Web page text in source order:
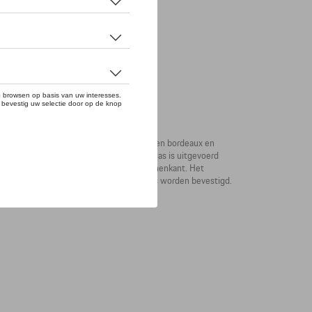
naar de jaren '50, waarin de kleuren bordeaux en
Targa 4s Heritage Design Edition. De jas is uitgevoerd
op de bovenarm en aan de binnenkant. Het
karabijn. De kaart etui kan aan een lus worden bevestigd.